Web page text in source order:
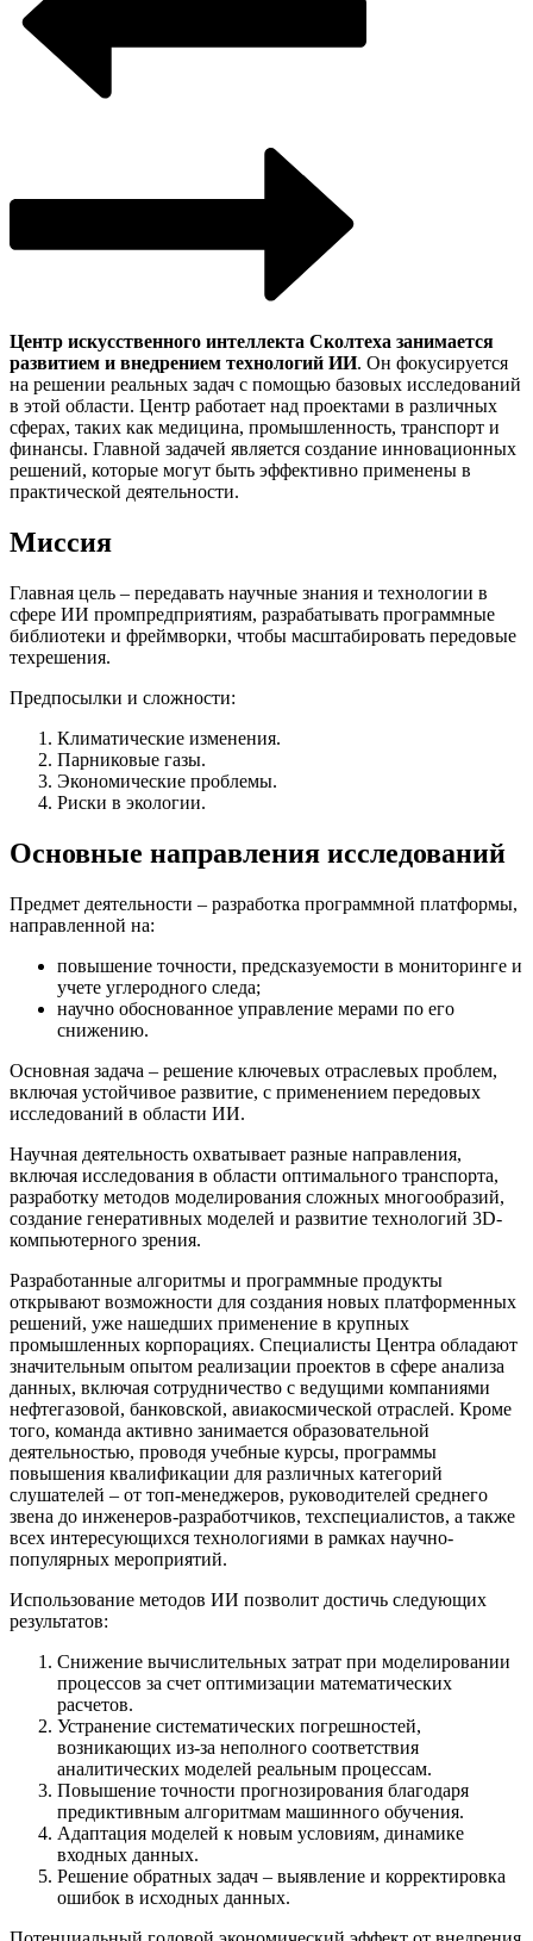
Центр искусственного интеллекта Сколтеха занимается
развитием и внедрением технологий ИИ. Он фокусируется
на решении реальных задач с помощью базовых исследований
в этой области. Центр работает над проектами в различных
сферах, таких как медицина, промышленность, транспорт и
финансы. Главной задачей является создание инновационных
решений, которые могут быть эффективно применены в
практической деятельности.
Миссия
Главная цель – передавать научные знания и технологии в
сфере ИИ промпредприятиям, разрабатывать программные
библиотеки и фреймворки, чтобы масштабировать передовые
техрешения.
Предпосылки и сложности:
Климатические изменения.
Парниковые газы.
Экономические проблемы.
Риски в экологии.
Основные направления исследований
Предмет деятельности – разработка программной платформы,
направленной на:
повышение точности, предсказуемости в мониторинге и
учете углеродного следа;
научно обоснованное управление мерами по его
снижению.
Основная задача – решение ключевых отраслевых проблем,
включая устойчивое развитие, с применением передовых
исследований в области ИИ.
Научная деятельность охватывает разные направления,
включая исследования в области оптимального транспорта,
разработку методов моделирования сложных многообразий,
создание генеративных моделей и развитие технологий 3D-
компьютерного зрения.
Разработанные алгоритмы и программные продукты
открывают возможности для создания новых платформенных
решений, уже нашедших применение в крупных
промышленных корпорациях. Специалисты Центра обладают
значительным опытом реализации проектов в сфере анализа
данных, включая сотрудничество с ведущими компаниями
нефтегазовой, банковской, авиакосмической отраслей. Кроме
того, команда активно занимается образовательной
деятельностью, проводя учебные курсы, программы
повышения квалификации для различных категорий
слушателей – от топ-менеджеров, руководителей среднего
звена до инженеров-разработчиков, техспециалистов, а также
всех интересующихся технологиями в рамках научно-
популярных мероприятий.
Использование методов ИИ позволит достичь следующих
результатов:
Снижение вычислительных затрат при моделировании
процессов за счет оптимизации математических
расчетов.
Устранение систематических погрешностей,
возникающих из-за неполного соответствия
аналитических моделей реальным процессам.
Повышение точности прогнозирования благодаря
предиктивным алгоритмам машинного обучения.
Адаптация моделей к новым условиям, динамике
входных данных.
Решение обратных задач – выявление и корректировка
ошибок в исходных данных.